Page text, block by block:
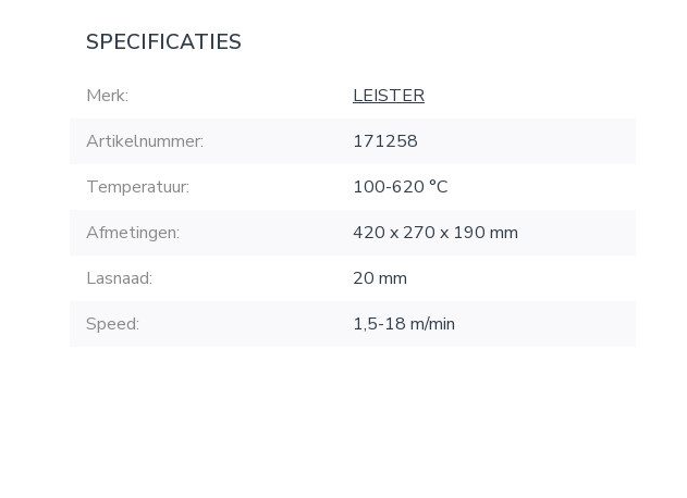
SPECIFICATIES
Merk:
LEISTER
Artikelnummer:
171258
Temperatuur:
100-620 °C
Afmetingen:
420 x 270 x 190 mm
Lasnaad:
20 mm
Speed:
1,5-18 m/min